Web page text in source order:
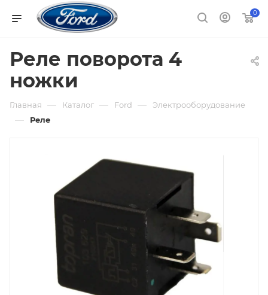
0
Реле поворота 4
ножки
Главная — Каталог — Ford — Электрооборудование
— Реле